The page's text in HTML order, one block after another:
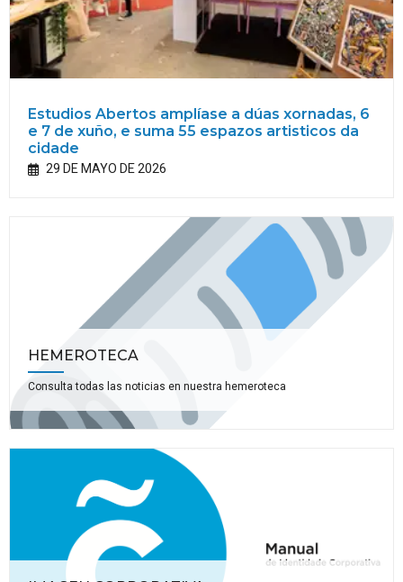
Estudios Abertos amplíase a dúas xornadas, 6
e 7 de xuño, e suma 55 espazos artisticos da
cidade
29 DE MAYO DE 2026
HEMEROTECA
Consulta todas las noticias en nuestra hemeroteca